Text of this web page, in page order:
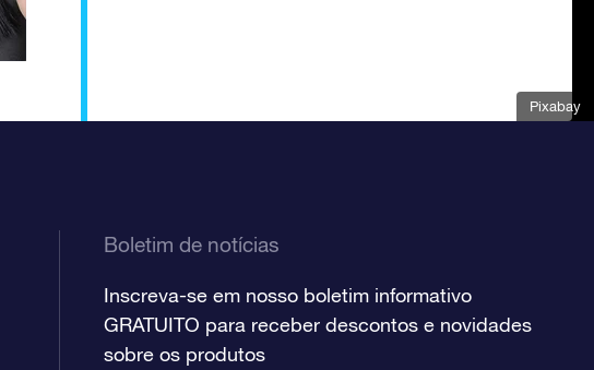
Pixabay
Boletim de notícias
Inscreva-se em nosso boletim informativo
GRATUITO para receber descontos e novidades
sobre os produtos